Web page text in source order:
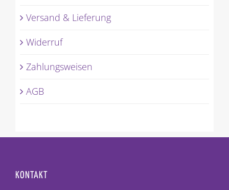
Versand & Lieferung
Widerruf
Zahlungsweisen
AGB
KONTAKT